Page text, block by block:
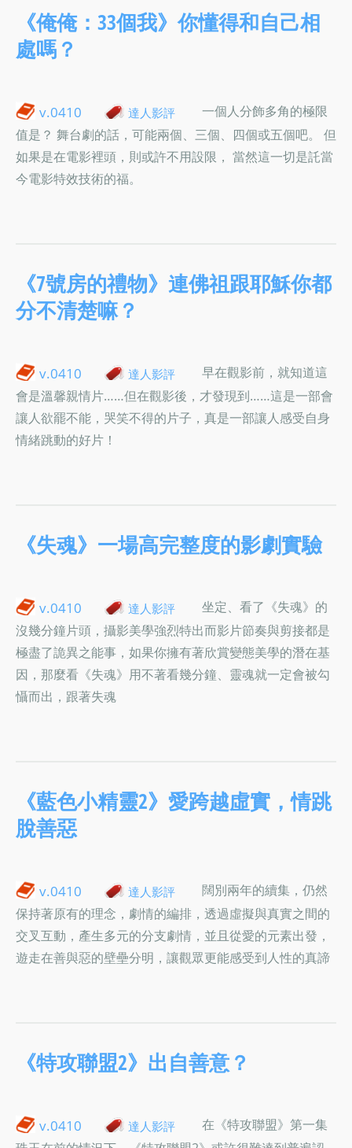
《俺俺：33個我》你懂得和自己相
處嗎？
v.0410 達人影評
一個人分飾多角的極限
值是？ 舞台劇的話，可能兩個、三個、四個或五個吧。 但
如果是在電影裡頭，則或許不用設限， 當然這一切是託當
今電影特效技術的福。
《7號房的禮物》連佛祖跟耶穌你都
分不清楚嘛？
v.0410 達人影評
早在觀影前，就知道這
會是溫馨親情片……但在觀影後，才發現到……這是一部會
讓人欲罷不能，哭笑不得的片子，真是一部讓人感受自身
情緒跳動的好片！
《失魂》一場高完整度的影劇實驗
v.0410 達人影評
坐定、看了《失魂》的
沒幾分鐘片頭，攝影美學強烈特出而影片節奏與剪接都是
極盡了詭異之能事，如果你擁有著欣賞變態美學的潛在基
因，那麼看《失魂》用不著看幾分鐘、靈魂就一定會被勾
懾而出，跟著失魂
《藍色小精靈2》愛跨越虛實，情跳
脫善惡
v.0410 達人影評
闊別兩年的續集，仍然
保持著原有的理念，劇情的編排，透過虛擬與真實之間的
交叉互動，產生多元的分支劇情，並且從愛的元素出發，
遊走在善與惡的壁壘分明，讓觀眾更能感受到人性的真諦
《特攻聯盟2》出自善意？
v.0410 達人影評
在《特攻聯盟》第一集